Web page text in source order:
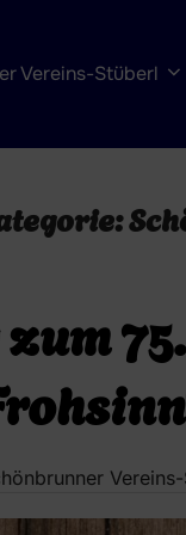
Vereins-Stüberl